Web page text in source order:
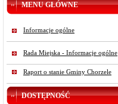
MENU GŁÓWNE
Informacje ogólne
Rada Miejska - Informacje ogólne
Raport o stanie Gminy Chorzele
DOSTĘPNOŚĆ